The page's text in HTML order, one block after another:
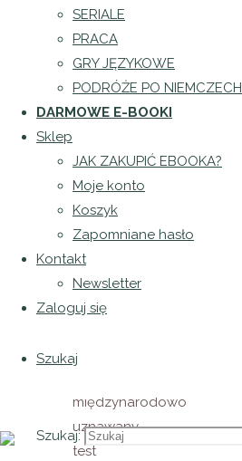
SERIALE
PRACA
GRY JĘZYKOWE
PODRÓŻE PO NIEMCZECH
DARMOWE E-BOOKI
Sklep
JAK ZAKUPIĆ EBOOKA?
Moje konto
Koszyk
Zapomniane hasło
Kontakt
Newsletter
Zaloguj się
Szukaj
Szukaj:
Egzamin
Telc B1 –
Co warto
wiedzieć?
Opublikowane
przez
Patrycja
Puła dnia 3
lipca 2024
6 lipca
2024
Egzamin
międzynarodowo
uznawany
test